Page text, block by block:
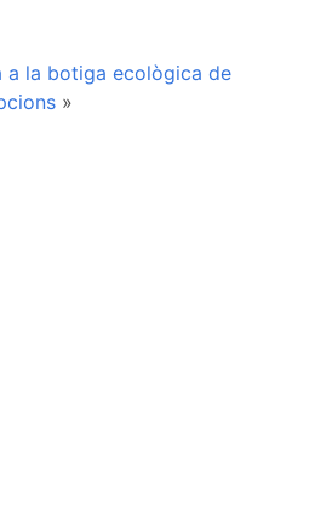
a la botiga ecològica de
»